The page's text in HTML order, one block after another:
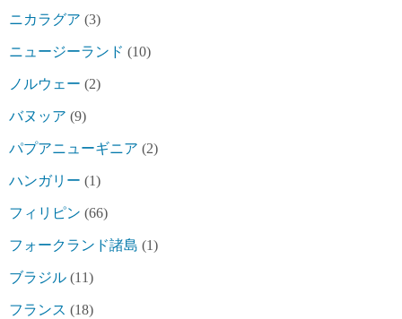
ニカラグア (3)
ニュージーランド (10)
ノルウェー (2)
バヌッア (9)
パプアニューギニア (2)
ハンガリー (1)
フィリピン (66)
フォークランド諸島 (1)
ブラジル (11)
フランス (18)